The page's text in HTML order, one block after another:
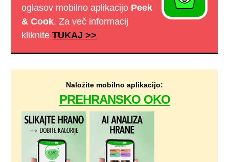
oglasov mobilno aplikacijo Peek
& Cook. Za več informacij
klikniteTUKAJ >>
Naložite mobilno aplikacijo:
PREHRANSKO OKO